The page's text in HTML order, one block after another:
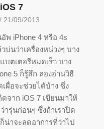
7
/ 21/09/2013
พ iPhone 4 หรือ 4s
บ่นว่าเครื่องหน่วงๆ บาง
ตเตอรีหมดเร็ว บาง
5 ก็รู้สึก ลองอ่านวิธี
ผื่อจะช่วยได้บ้าง ซึ่ง
จาก iOS 7 เขียนมาให้
ารุ่นก่อนๆ ซึ่งถ้าเราปิด
น่าจะลดอาการที่ว่าไป